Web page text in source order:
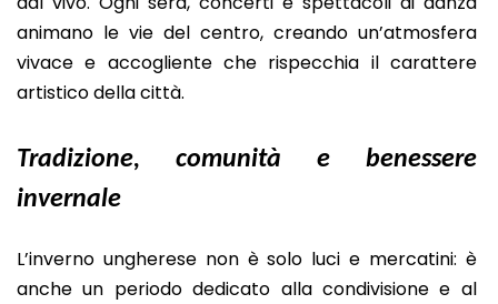
animano le vie del centro, creando un’atmosfera
vivace e accogliente che rispecchia il carattere
artistico della città.
Tradizione, comunità e benessere
invernale
L’inverno ungherese non è solo luci e mercatini: è
anche un periodo dedicato alla condivisione e al